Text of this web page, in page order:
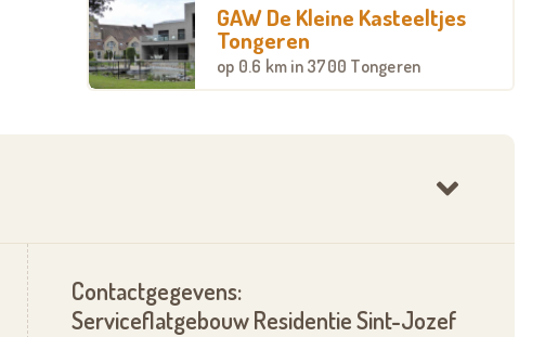
GAW De Kleine Kasteeltjes
Tongeren
op 0.6 km in 3700 Tongeren
Contactgegevens:
Serviceflatgebouw Residentie Sint-Jozef